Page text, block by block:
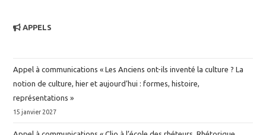
APPELS
Appel à communications « Les Anciens ont-ils inventé la culture ? La
notion de culture, hier et aujourd’hui : formes, histoire,
représentations »
15 janvier 2027